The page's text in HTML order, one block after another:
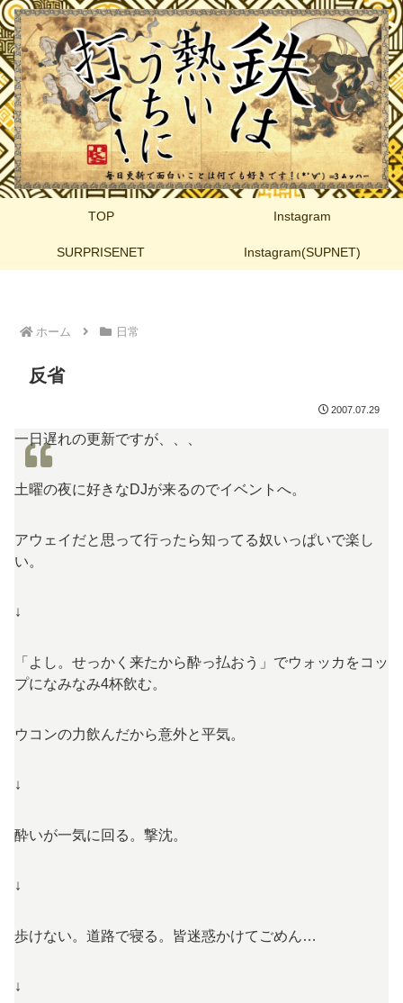
TOP Instagram
SURPRISENET Instagram(SUPNET)
ホーム 日常
反省
2007.07.29
一日遅れの更新ですが、、、
土曜の夜に好きなDJが来るのでイベントへ。
アウェイだと思って行ったら知ってる奴いっぱいで楽し
い。
↓
「よし。せっかく来たから酔っ払おう」でウォッカをコッ
プになみなみ4杯飲む。
ウコンの力飲んだから意外と平気。
↓
酔いが一気に回る。撃沈。
↓
歩けない。道路で寝る。皆迷惑かけてごめん…
↓